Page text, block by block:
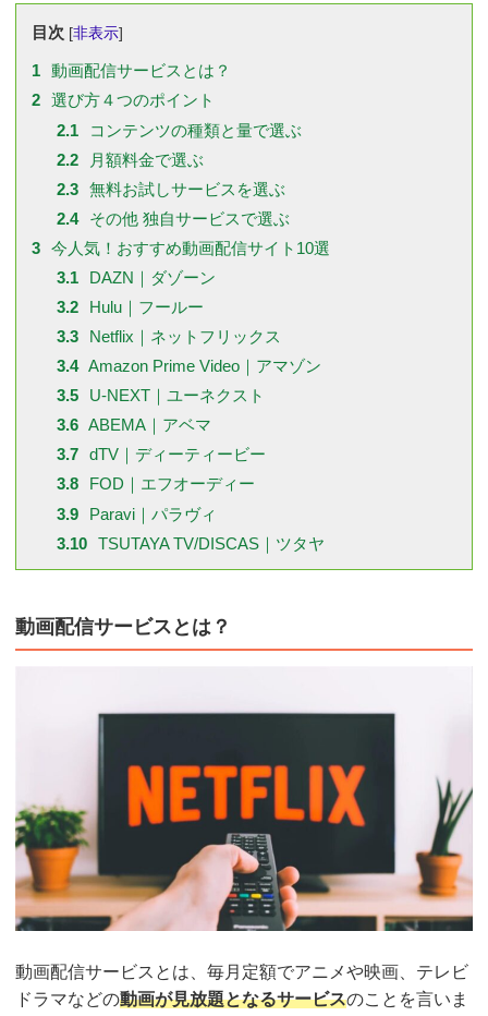
目次 [非表示]
1 動画配信サービスとは？
2 選び方４つのポイント
2.1
コンテンツの種類と量で選ぶ
2.2
月額料金で選ぶ
2.3
無料お試しサービスを選ぶ
2.4
その他 独自サービスで選ぶ
3 今人気！おすすめ動画配信サイト10選
3.1
DAZN｜ダゾーン
3.2
Hulu｜フールー
3.3
Netflix｜ネットフリックス
3.4 Amazon Prime Video｜アマゾン
3.5
U-NEXT｜ユーネクスト
3.6 ABEMA｜アベマ
3.7
dTV｜ディーティービー
3.8
FOD｜エフオーディー
3.9
Paravi｜パラヴィ
3.10
TSUTAYA TV/DISCAS｜ツタヤ
動画配信サービスとは？
動画配信サービスとは、毎月定額でアニメや映画、テレビ
ドラマなどの動画が見放題となるサービスのことを言いま